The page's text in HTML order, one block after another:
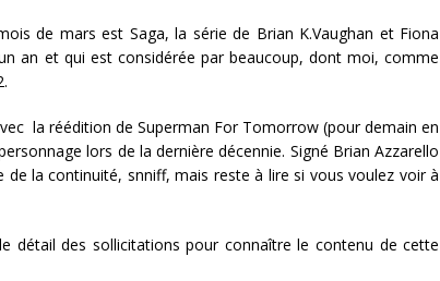
de mars est Saga, la série de Brian K.Vaughan et Fiona
an et qui est considérée par beaucoup, dont moi, comme
la réédition de Superman For Tomorrow (pour demain en
lors de la dernière décennie. Signé Brian Azzarello
la continuité, snniff, mais reste à lire si vous voulez voir à
détail des sollicitations pour connaître le contenu de cette